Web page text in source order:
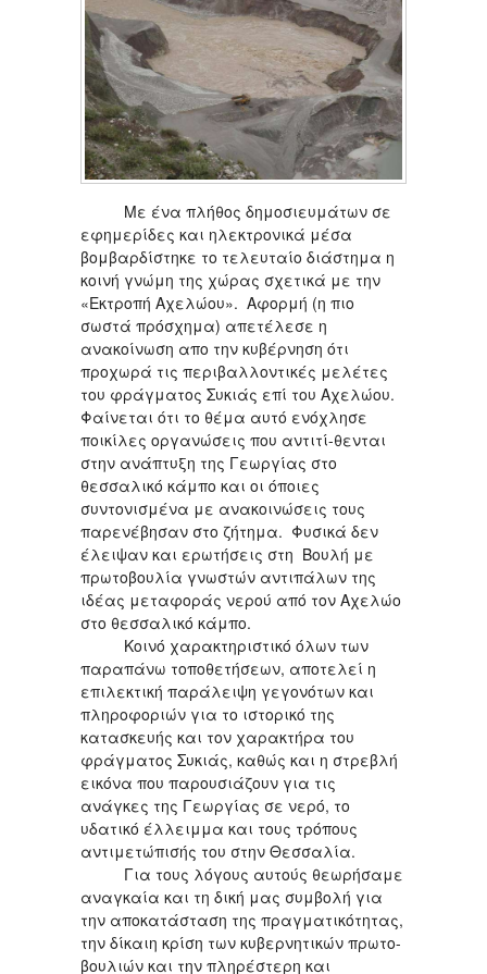
Με ένα πλήθος δημοσιευμάτων σε
εφημερίδες και ηλεκτρονικά μέσα
βομβαρδίστηκε το τελευταίο διάστημα η
κοινή γνώμη της χώρας σχετικά με την
«Εκτροπή Αχελώου». Αφορμή (η πιο
σωστά πρόσχημα) απετέλεσε η
ανακοίνωση απο την κυβέρνηση ότι
προχωρά τις περιβαλλοντικές μελέτες
του φράγματος Συκιάς επί του Αχελώου.
Φαίνεται ότι το θέμα αυτό ενόχλησε
ποικίλες οργανώσεις που αντιτί-θενται
στην ανάπτυξη της Γεωργίας στο
θεσσαλικό κάμπο και οι όποιες
συντονισμένα με ανακοινώσεις τους
παρενέβησαν στο ζήτημα. Φυσικά δεν
έλειψαν και ερωτήσεις στη Βουλή με
πρωτοβουλία γνωστών αντιπάλων της
ιδέας μεταφοράς νερού από τον Αχελώο
στο θεσσαλικό κάμπο.
Κοινό χαρακτηριστικό όλων των
παραπάνω τοποθετήσεων, αποτελεί η
επιλεκτική παράλειψη γεγονότων και
πληροφοριών για το ιστορικό της
κατασκευής και τον χαρακτήρα του
φράγματος Συκιάς, καθώς και η στρεβλή
εικόνα που παρουσιάζουν για τις
ανάγκες της Γεωργίας σε νερό, το
υδατικό έλλειμμα και τους τρόπους
αντιμετώπισής του στην Θεσσαλία.
Για τους λόγους αυτούς θεωρήσαμε
αναγκαία και τη δική μας συμβολή για
την αποκατάσταση της πραγματικότητας,
την δίκαιη κρίση των κυβερνητικών πρωτο-
βουλιών και την πληρέστερη και